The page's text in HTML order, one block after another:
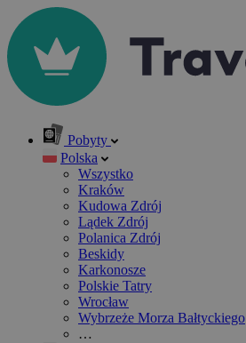
Pobyty
Polska
Wszystko
Kraków
Kudowa Zdrój
Lądek Zdrój
Polanica Zdrój
Beskidy
Karkonosze
Polskie Tatry
Wrocław
Wybrzeże Morza Bałtyckiego
…